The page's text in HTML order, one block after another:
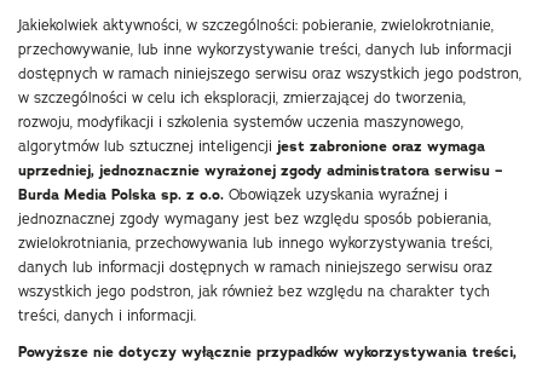
Jakiekolwiek aktywności, w szczególności: pobieranie, zwielokrotnianie,
przechowywanie, lub inne wykorzystywanie treści, danych lub informacji
dostępnych w ramach niniejszego serwisu oraz wszystkich jego podstron,
w szczególności w celu ich eksploracji, zmierzającej do tworzenia,
rozwoju, modyfikacji i szkolenia systemów uczenia maszynowego,
algorytmów lub sztucznej inteligencji jest zabronione oraz wymaga
uprzedniej, jednoznacznie wyrażonej zgody administratora serwisu –
Burda Media Polska sp. z o.o. Obowiązek uzyskania wyraźnej i
jednoznacznej zgody wymagany jest bez względu sposób pobierania,
zwielokrotniania, przechowywania lub innego wykorzystywania treści,
danych lub informacji dostępnych w ramach niniejszego serwisu oraz
wszystkich jego podstron, jak również bez względu na charakter tych
treści, danych i informacji.
Powyższe nie dotyczy wyłącznie przypadków wykorzystywania treści,